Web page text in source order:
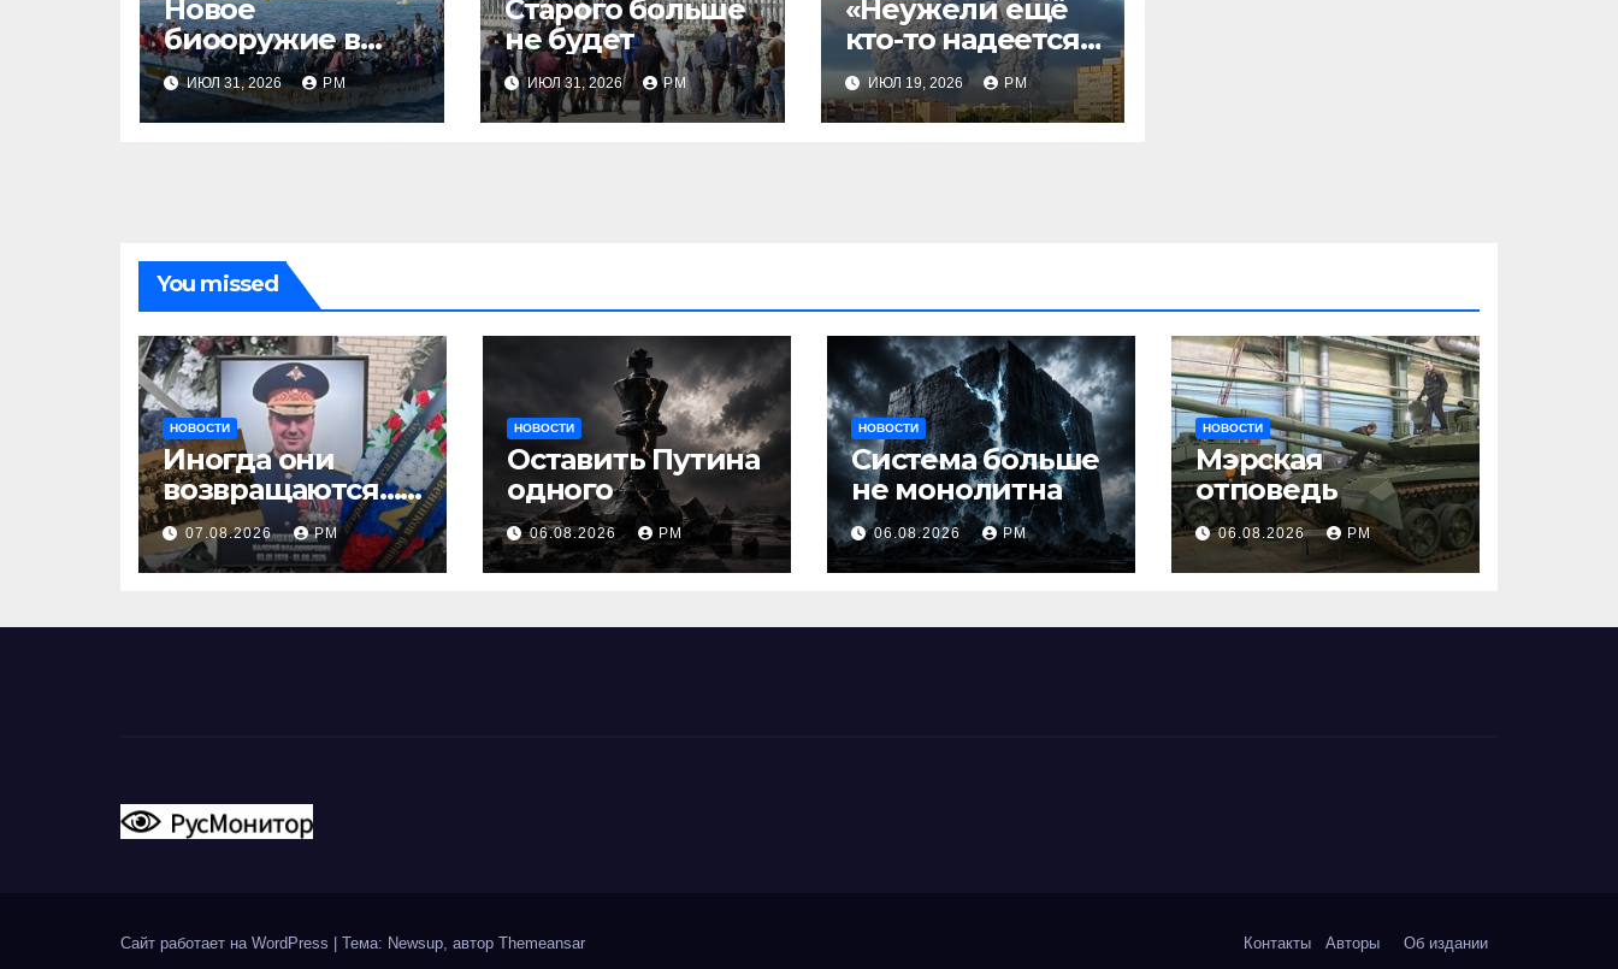
Новое
биооружие в
Сеуте
ИЮЛ 31, 2026 РМ
Старого больше
не будет
ИЮЛ 31, 2026 РМ
«Неужели ещё
кто-то надеется,
что Украина
будет
действовать
ИЮЛ 19, 2026 РМ
You missed
НОВОСТИ
Иногда они
возвращаются…
Или не
возвращаются
07.08.2026 РМ
НОВОСТИ
Оставить Путина
одного
06.08.2026 РМ
НОВОСТИ
Система больше
не монолитна
06.08.2026 РМ
НОВОСТИ
Мэрская
отповедь
06.08.2026 РМ
Сайт работает на WordPress Тема: Newsup, автор Themeansar Контакты Авторы Об издании